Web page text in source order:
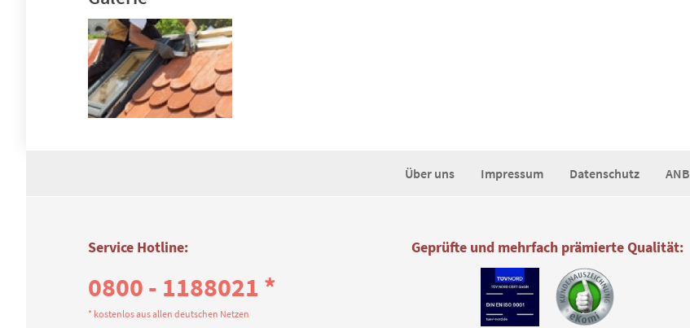
Über uns Impressum Datenschutz ANB
Service Hotline:
0800 - 1188021 *
* kostenlos aus allen deutschen Netzen
Geprüfte und mehrfach prämierte Qualität: